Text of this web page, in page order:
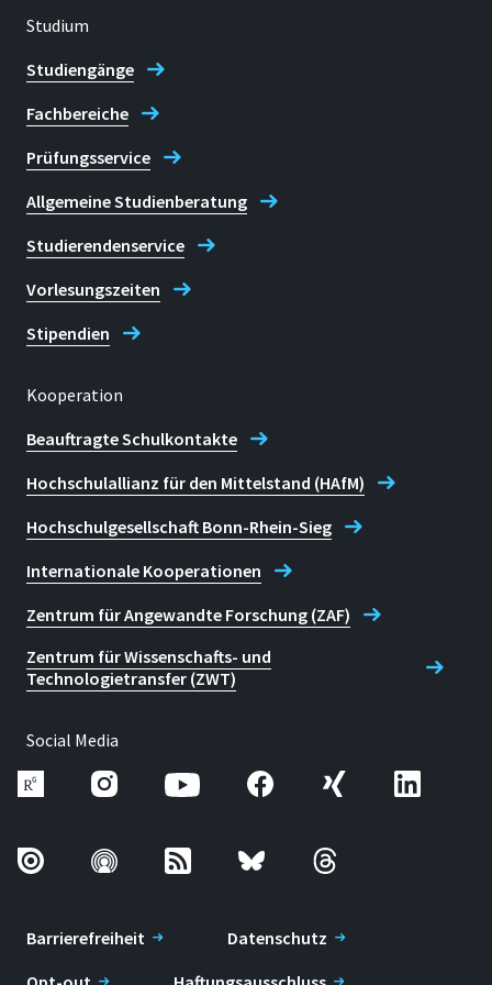
Kontakt zum CENTIM
Studium
Studiengänge
Fachbereiche
Prüfungsservice
Allgemeine Studienberatung
Studierendenservice
Vorlesungszeiten
Stipendien
Kooperation
Beauftragte Schulkontakte
Hochschulallianz für den Mittelstand (HAfM)
Hochschulgesellschaft Bonn-Rhein-Sieg
Internationale Kooperationen
Zentrum für Angewandte Forschung (ZAF)
Zentrum für Wissenschafts- und
Technologietransfer (ZWT)
Social Media
Barrierefreiheit
Datenschutz